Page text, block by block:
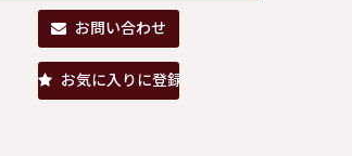
お問い合わせ
お気に入りに登録